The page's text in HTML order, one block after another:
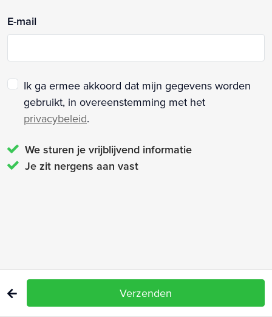
E-mail
Ik ga ermee akkoord dat mijn gegevens worden
gebruikt, in overeenstemming met het
privacybeleid.
We sturen je vrijblijvend informatie
Je zit nergens aan vast
Verzenden